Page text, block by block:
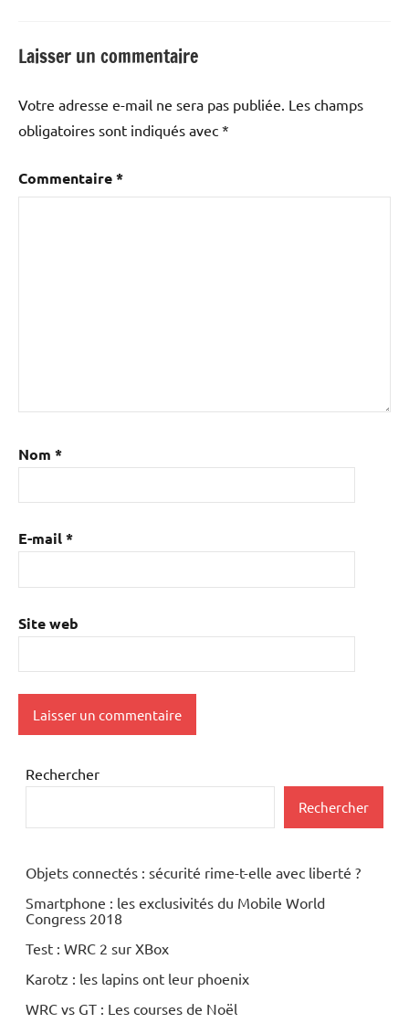
Laisser un commentaire
Votre adresse e-mail ne sera pas publiée. Les champs
obligatoires sont indiqués avec *
Commentaire*
Nom *
E-mail*
Site web
Rechercher
Rechercher
Objets connectés : sécurité rime-t-elle avec liberté ?
Smartphone : les exclusivités du Mobile World
Congress 2018
Test : WRC 2 sur XBox
Karotz : les lapins ont leur phoenix
WRC vs GT : Les courses de Noël